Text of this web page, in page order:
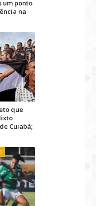
um ponto
na
que
Cuiabá;